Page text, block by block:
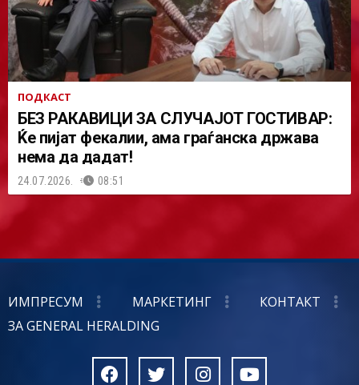
ПОДКАСТ
БЕЗ РАКАВИЦИ ЗА СЛУЧАЈОТ ГОСТИВАР:
Ќе пијат фекалии, ама граѓанска држава
нема да дадат!
24.07.2026. 08:51
ИМПРЕСУМ МАРКЕТИНГ
КОНТАКТ
ЗА GENERAL HERALDING